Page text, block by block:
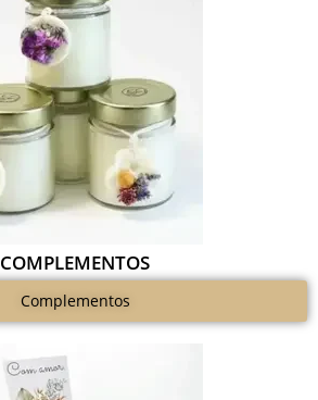
COMPLEMENTOS
Complementos